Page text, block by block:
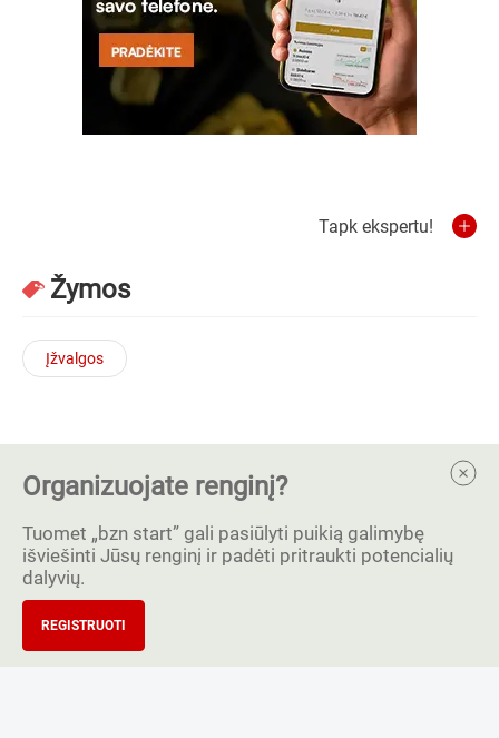
Tapk ekspertu!
Žymos
Įžvalgos
Organizuojate renginį?
Tuomet „bzn start” gali pasiūlyti puikią galimybę
išviešinti Jūsų renginį ir padėti pritraukti potencialių
dalyvių.
REGISTRUOTI